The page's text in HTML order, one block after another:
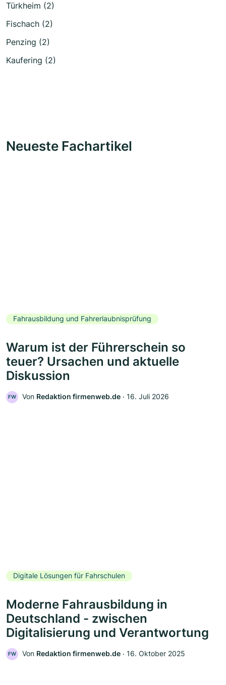
Türkheim (2)
Fischach (2)
Penzing (2)
Kaufering (2)
Neueste Fachartikel
Fahrausbildung und Fahrerlaubnisprüfung
Warum ist der Führerschein so
teuer? Ursachen und aktuelle
Diskussion
FW Von Redaktion firmenweb.de ‧ 16. Juli 2026
Digitale Lösungen für Fahrschulen
Moderne Fahrausbildung in
Deutschland - zwischen
Digitalisierung und Verantwortung
FW Von Redaktion firmenweb.de ‧ 16. Oktober 2025